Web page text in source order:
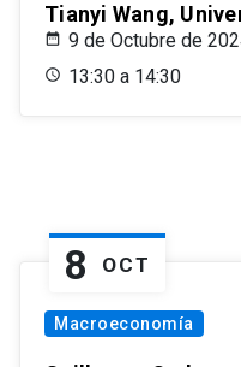
Tianyi Wang,
9 de Octubre de
13:30 a 14:30
8 OCT
Macroeconomía